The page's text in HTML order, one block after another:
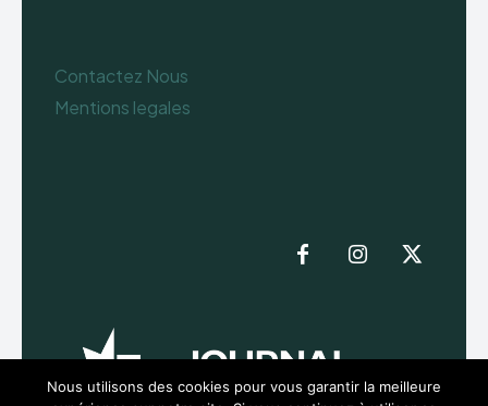
Contactez Nous
Mentions legales
Nous utilisons des cookies pour vous garantir la meilleure